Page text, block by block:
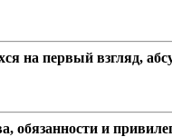
на первый взгляд,
обязанности и